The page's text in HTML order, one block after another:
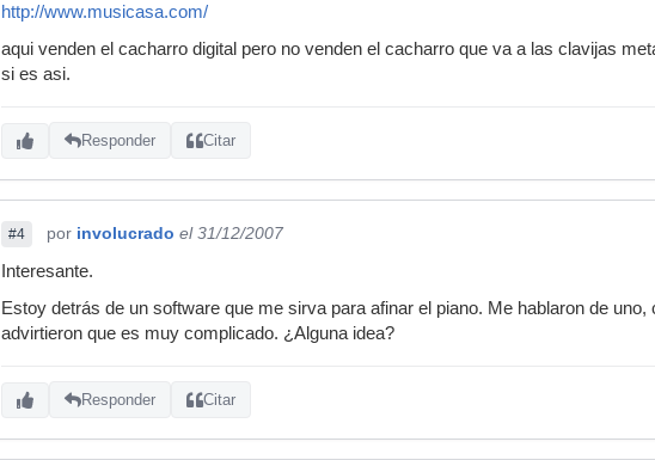
http://www.musicasa.com/
aqui venden el cacharro digital pero no venden el cacharro que va a las clavijas
si es asi.
Responder Citar
#4 por involucrado el 31/12/2007
Interesante.
Estoy detrás de un software que me sirva para afinar el piano. Me hablaron de
advirtieron que es muy complicado. ¿Alguna idea?
Responder Citar